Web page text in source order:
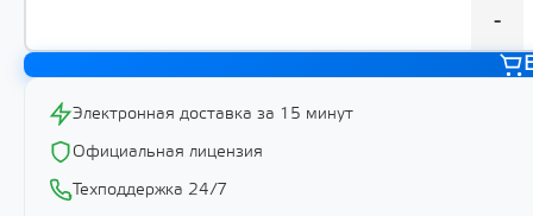
-
Электронная доставка за 15 минут
Официальная лицензия
Техподдержка 24/7